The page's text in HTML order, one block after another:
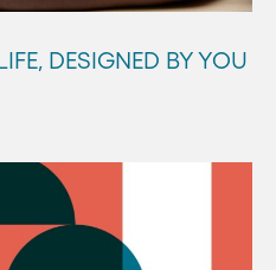
DESIGNED BY YOU